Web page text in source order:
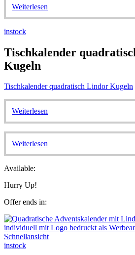
Weiterlesen
instock
Tischkalender
Kugeln
Tischkalender quadratisch Lindor Kugeln
Weiterlesen
Weiterlesen
Available:
Hurry Up!
Offer ends in:
Schnellansicht
instock